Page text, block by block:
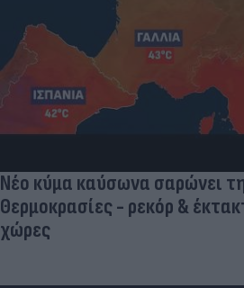
Νέο κύμα καύσωνα σαρώνει
Θερμοκρασίες - ρεκόρ &
χώρες